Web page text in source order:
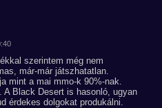
szerintem még nem
már-már játszhatatlan.
mint a mai mmo-k 90%-nak.
A Black Desert is hasonló, ugyan
érdekes dolgokat produkálni.